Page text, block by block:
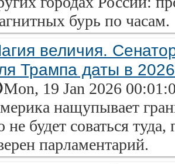
бурь по часам.
величия.
Трампа даты в 2026
Mon, 19 Jan 2026
нащупывает
не будет соваться
парламентарий.